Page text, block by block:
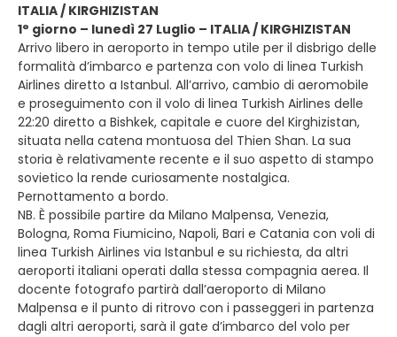
ITALIA / KIRGHIZISTAN
1° giorno – lunedì 27 Luglio – ITALIA / KIRGHIZISTAN
Arrivo libero in aeroporto in tempo utile per il disbrigo delle
formalità d’imbarco e partenza con volo di linea Turkish
Airlines diretto a Istanbul. All’arrivo, cambio di aeromobile
e proseguimento con il volo di linea Turkish Airlines delle
22:20 diretto a Bishkek, capitale e cuore del Kirghizistan,
situata nella catena montuosa del Thien Shan. La sua
storia è relativamente recente e il suo aspetto di stampo
sovietico la rende curiosamente nostalgica.
Pernottamento a bordo.
NB. È possibile partire da Milano Malpensa, Venezia,
Bologna, Roma Fiumicino, Napoli, Bari e Catania con voli di
linea Turkish Airlines via Istanbul e su richiesta, da altri
aeroporti italiani operati dalla stessa compagnia aerea. Il
docente fotografo partirà dall’aeroporto di Milano
Malpensa e il punto di ritrovo con i passeggeri in partenza
dagli altri aeroporti, sarà il gate d’imbarco del volo per